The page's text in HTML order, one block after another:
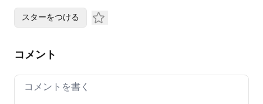
スターをつける
コメント
Your comment